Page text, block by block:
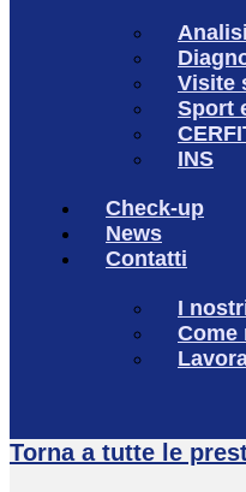
Visite
Sport
INS
Check-up
News
Contatti
I
Come
Torna a tutte le